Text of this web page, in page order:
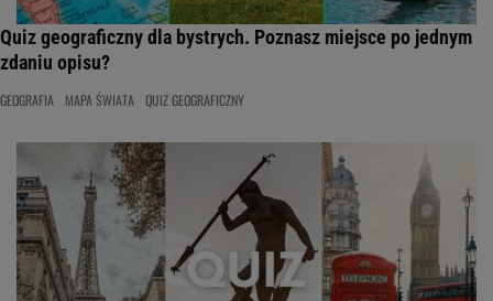
Quiz geograficzny dla bystrych. Poznasz miejsce po jednym
zdaniu opisu?
GEOGRAFIA MAPA ŚWIATA QUIZ GEOGRAFICZNY